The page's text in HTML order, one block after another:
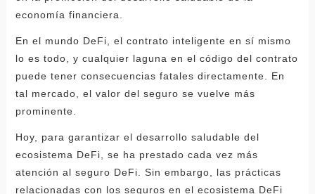
economía financiera.
En el mundo DeFi, el contrato inteligente en sí mismo
lo es todo, y cualquier laguna en el código del contrato
puede tener consecuencias fatales directamente. En
tal mercado, el valor del seguro se vuelve más
prominente.
Hoy, para garantizar el desarrollo saludable del
ecosistema DeFi, se ha prestado cada vez más
atención al seguro DeFi. Sin embargo, las prácticas
relacionadas con los seguros en el ecosistema DeFi